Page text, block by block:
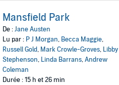
Mansfield Park
De :Jane Austen
Lu par : P J Morgan, Becca Maggie,
Russell Gold, Mark Crowle-Groves, Libby
Stephenson, Linda Barrans,Andrew
Coleman
Durée : 15 h et 26 min